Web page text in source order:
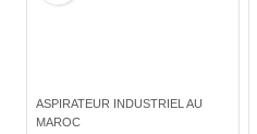
ASPIRATEUR INDUSTRIEL AU
MAROC